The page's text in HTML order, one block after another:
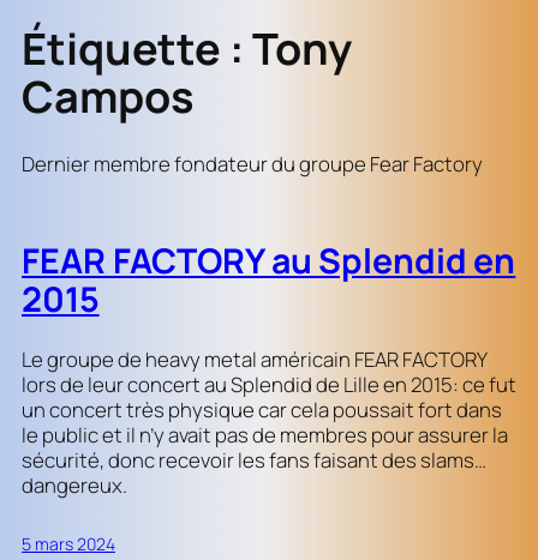
Étiquette : Tony
Campos
Dernier membre fondateur du groupe Fear Factory
FEAR FACTORY au Splendid en
2015
Le groupe de heavy metal américain FEAR FACTORY
lors de leur concert au Splendid de Lille en 2015: ce fut
un concert très physique car cela poussait fort dans
le public et il n’y avait pas de membres pour assurer la
sécurité, donc recevoir les fans faisant des slams…
dangereux.
5 mars 2024